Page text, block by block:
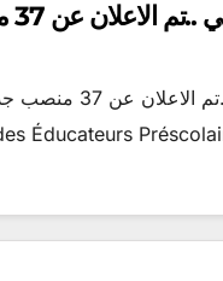
وسلا
Éducateurs